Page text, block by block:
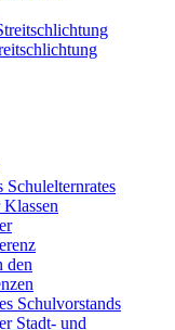
Schulelternrates
Klassen
den
Schulvorstands
Stadt- und